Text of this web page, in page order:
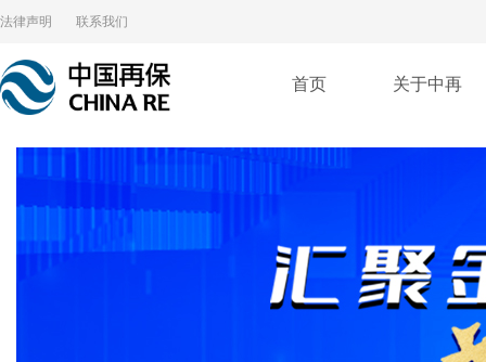
法律声明 联系我们
首页 关于中再